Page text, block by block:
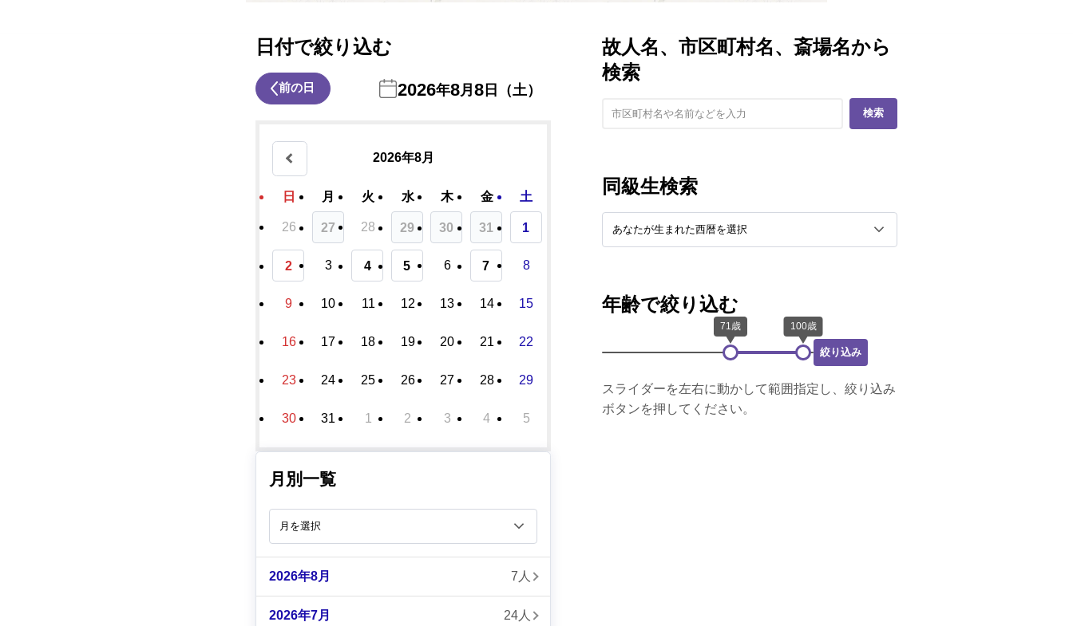
日付で絞り込む
前の日 2026年8月 8 日（土）
2026年8月
日 月 火 水 木 金 土
26 27 28 29 30 31 1
2 3 4 5 6 7 8
9 10 11 12 13 14 15
16 17 18 19 20 21 22
23 24 25 26 27 28 29
30 31 1 2 3 4 5
月別一覧
2026年8月 7人
2026年7月 24人
故人名、市区町村名、斎場名から
検索
検索
同級生検索
年齢で絞り込む
絞り込み
スライダーを左右に動かして範囲指定し、絞り込み
ボタンを押してください。